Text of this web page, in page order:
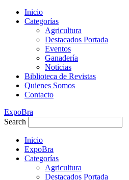
Inicio
Categorías
Agricultura
Destacados Portada
Eventos
Ganadería
Noticias
Biblioteca de Revistas
Quienes Somos
Contacto
ExpoBra
Search
Inicio
ExpoBra
Categorías
Agricultura
Destacados Portada